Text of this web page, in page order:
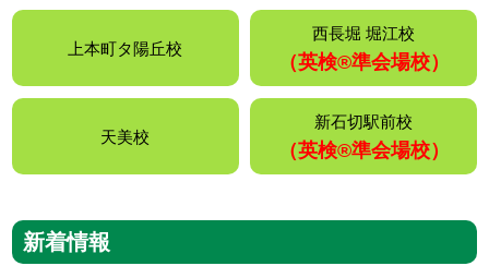
上本町タ陽丘校
西長堀 堀江校
（英検®️準会場校）
天美校
新石切駅前校
（英検®️準会場校）
新着情報